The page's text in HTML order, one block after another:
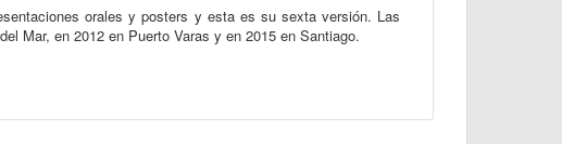
orales y posters y esta es su sexta versión. Las
Mar, en 2012 en Puerto Varas y en 2015 en Santiago.